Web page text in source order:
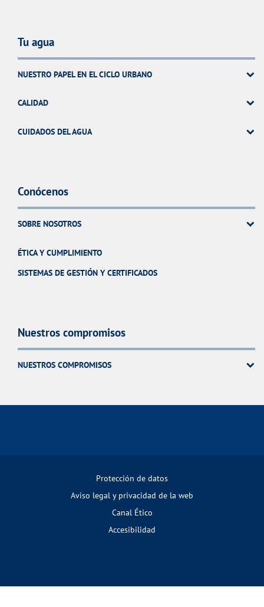
Tu agua
NUESTRO PAPEL EN EL CICLO URBANO
CALIDAD
CUIDADOS DEL AGUA
Conócenos
SOBRE NOSOTROS
ÉTICA Y CUMPLIMIENTO
SISTEMAS DE GESTIÓN Y CERTIFICADOS
Nuestros compromisos
NUESTROS COMPROMISOS
Protección de datos
Aviso legal y privacidad de la web
Canal Ético
Accesibilidad